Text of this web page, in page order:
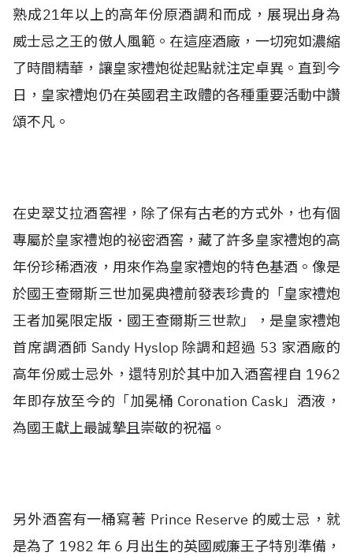
熟成21年以上的高年份原酒調和而成，展現出身為
威士忌之王的傲人風範。在這座酒廠，一切宛如濃縮
了時間精華，讓皇家禮炮從起點就注定卓異。直到今
日，皇家禮炮仍在英國君主政體的各種重要活動中讚
頌不凡。
在史翠艾拉酒窖裡，除了保有古老的方式外，也有個
專屬於皇家禮炮的祕密酒窖，藏了許多皇家禮炮的高
年份珍稀酒液，用來作為皇家禮炮的特色基酒。像是
於國王查爾斯三世加冕典禮前發表珍貴的「皇家禮炮
王者加冕限定版．國王查爾斯三世款」，是皇家禮炮
首席調酒師 Sandy Hyslop 除調和超過 53 家酒廠的
高年份威士忌外，還特別於其中加入酒窖裡自 1962
年即存放至今的「加冕桶 Coronation Cask」酒液，
為國王獻上最誠摯且崇敬的祝福。
另外酒窖有一桶寫著 Prince Reserve 的威士忌，就
是為了 1982 年 6 月出生的英國威廉王子特別準備，